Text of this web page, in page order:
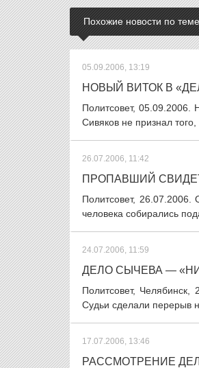
Похожие новости по теме
05.09.2006, 13:19
НОВЫЙ ВИТОК В
Политсовет,
Сивяков не признал
26.07.2006, 11:42
ПРОПАВШИЙ
Политсовет,
человека собирались
24.07.2006, 11:59
ДЕЛО СЫЧЕВА —
Политсовет,
Судьи сделали перерыв
17.07.2006, 13:46
РАССМОТРЕНИЕ